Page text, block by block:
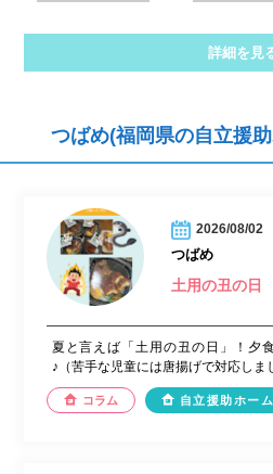
詳細を見
つばめ(福岡県の自立援
2026/08/02
つばめ
土用の丑の日
夏と言えば「土用の丑の日」！夕
♪（苦手な児童には唐揚げで対応しま
コラム 自立援助ホーム